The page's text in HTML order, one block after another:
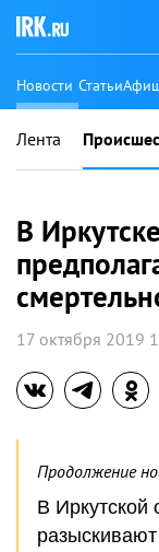
Новости Статьи
Лента
В
17 октября 2019
Продолжение
В Иркутской